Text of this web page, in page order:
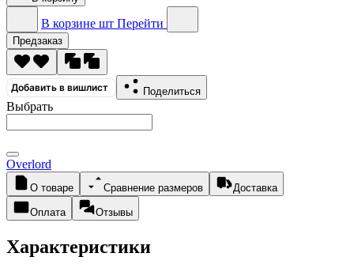
В корзине шт Перейти
Предзаказ
Добавить в вишлист Поделиться
Выбрать
Overlord
О товаре Сравнение размеров Доставка
Оплата Отзывы
Характеристики